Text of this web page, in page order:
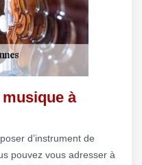
à
d’instrument de
pouvez vous adresser à